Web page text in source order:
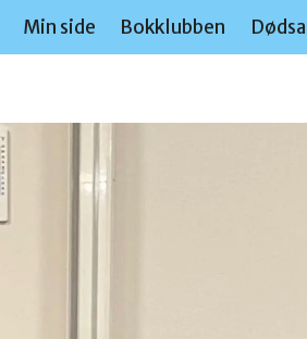
Min side Bokklubben